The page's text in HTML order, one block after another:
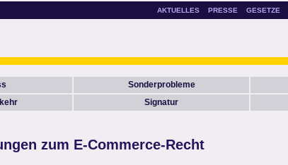
AKTUELLES PRESSE GESETZE
Sonderprobleme
Signatur
zum E-Commerce-Recht